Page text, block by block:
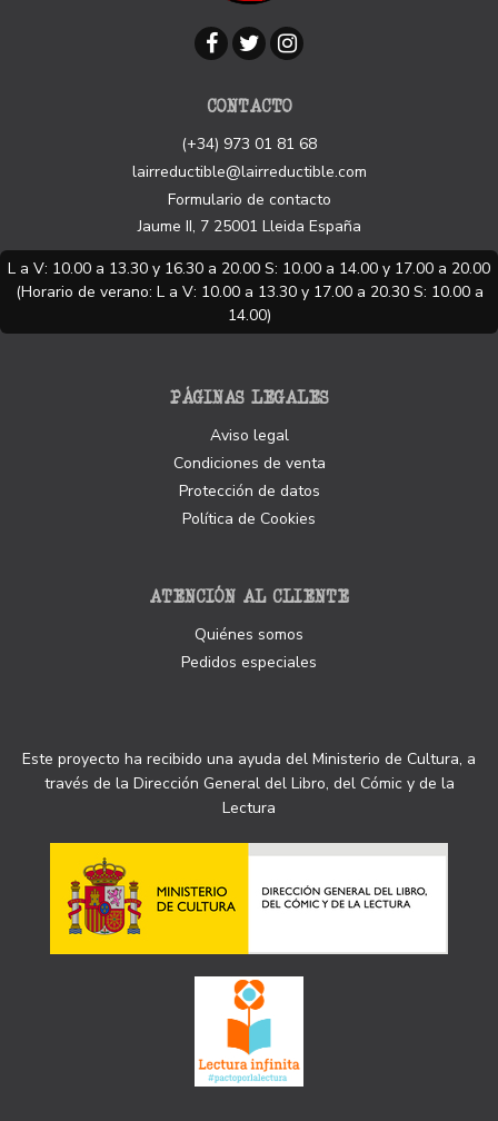
CONTACTO
(+34) 973 01 81 68
lairreductible@lairreductible.com
Formulario de contacto
Jaume II, 7 25001 Lleida España
L a V: 10.00 a 13.30 y 16.30 a 20.00 S: 10.00 a 14.00 y 17.00 a 20.00
(Horario de verano: L a V: 10.00 a 13.30 y 17.00 a 20.30 S: 10.00 a
14.00)
PÁGINAS LEGALES
Aviso legal
Condiciones de venta
Protección de datos
Política de Cookies
ATENCIÓN AL CLIENTE
Quiénes somos
Pedidos especiales
Este proyecto ha recibido una ayuda del Ministerio de Cultura, a
través de la Dirección General del Libro, del Cómic y de la
Lectura